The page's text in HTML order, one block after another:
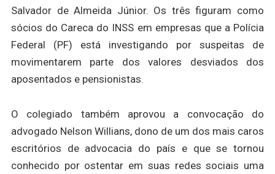
Salvador de Almeida Júnior. Os três figuram como
sócios do Careca do INSS em empresas que a Polícia
Federal (PF) está investigando por suspeitas de
movimentarem parte dos valores desviados dos
aposentados e pensionistas.
O colegiado também aprovou a convocação do
advogado Nelson Willians, dono de um dos mais caros
escritórios de advocacia do país e que se tornou
conhecido por ostentar em suas redes sociais uma